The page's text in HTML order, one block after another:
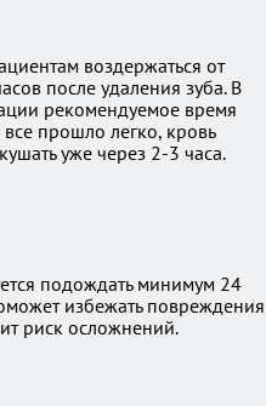
воздержаться от
после удаления зуба. В
рекомендуемое время
прошло легко, кровь
уже через 2-3 часа.
подождать минимум 24
избежать повреждения
риск осложнений.